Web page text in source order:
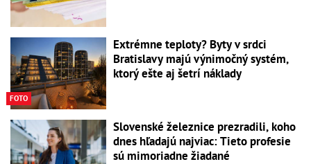
FOTO
Extrémne teploty? Byty v srdci
Bratislavy majú výnimočný systém,
ktorý ešte aj šetrí náklady
Slovenské železnice prezradili, koho
dnes hľadajú najviac: Tieto profesie
sú mimoriadne žiadané